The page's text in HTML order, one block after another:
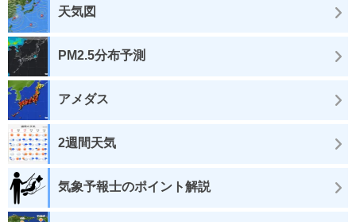
天気図
PM2.5分布予測
アメダス
2週間天気
気象予報士のポイント解説